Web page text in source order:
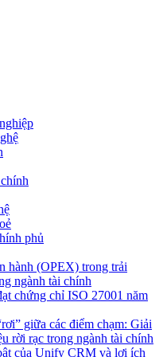
phủ
hành (OPEX) trong trải
ngành tài chính
chứng chỉ ISO 27001 năm
giữa các điểm chạm: Giải
rời rạc trong ngành tài chính
của Unify CRM và lợi ích